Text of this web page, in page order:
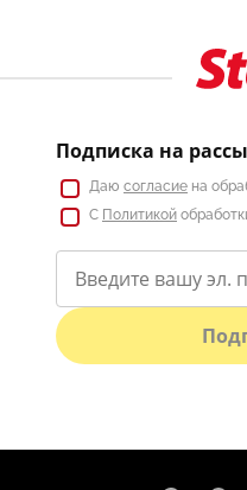
Подписка на
Даю согласие на
С Политикой